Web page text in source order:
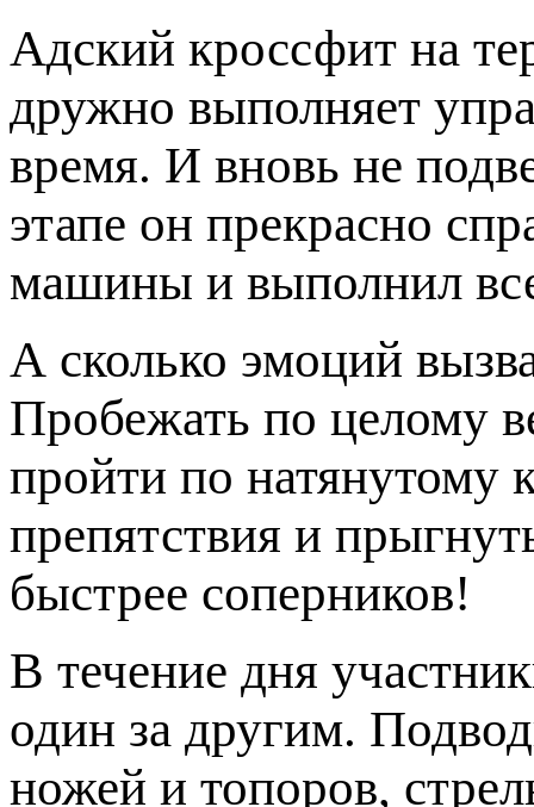
Адский кроссфит на
дружно выполняет
время. И вновь не
этапе он прекрасно
машины и выполнил
А сколько эмоций
Пробежать по целому
пройти по натянутому
препятствия и
быстрее соперников!
В течение дня
один за другим.
ножей и топоров,